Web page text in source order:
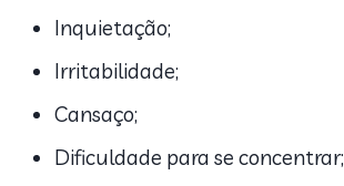
Inquietação;
Irritabilidade;
Cansaço;
Dificuldade para se concentrar;